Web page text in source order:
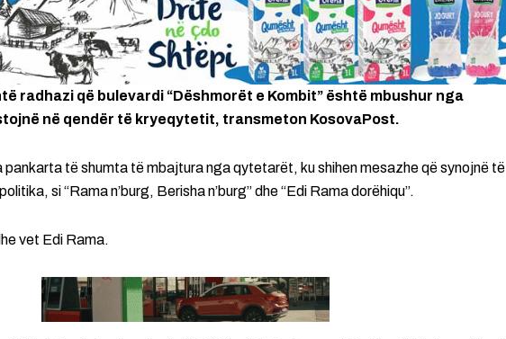
radhazi që bulevardi “Dëshmorët e Kombit” është mbushur nga
në qendër të kryeqytetit, transmeton KosovaPost.
të shumta të mbajtura nga qytetarët, ku shihen mesazhe që synojnë të
si “Rama n’burg, Berisha n’burg” dhe “Edi Rama dorëhiqu”.
vet Edi Rama.